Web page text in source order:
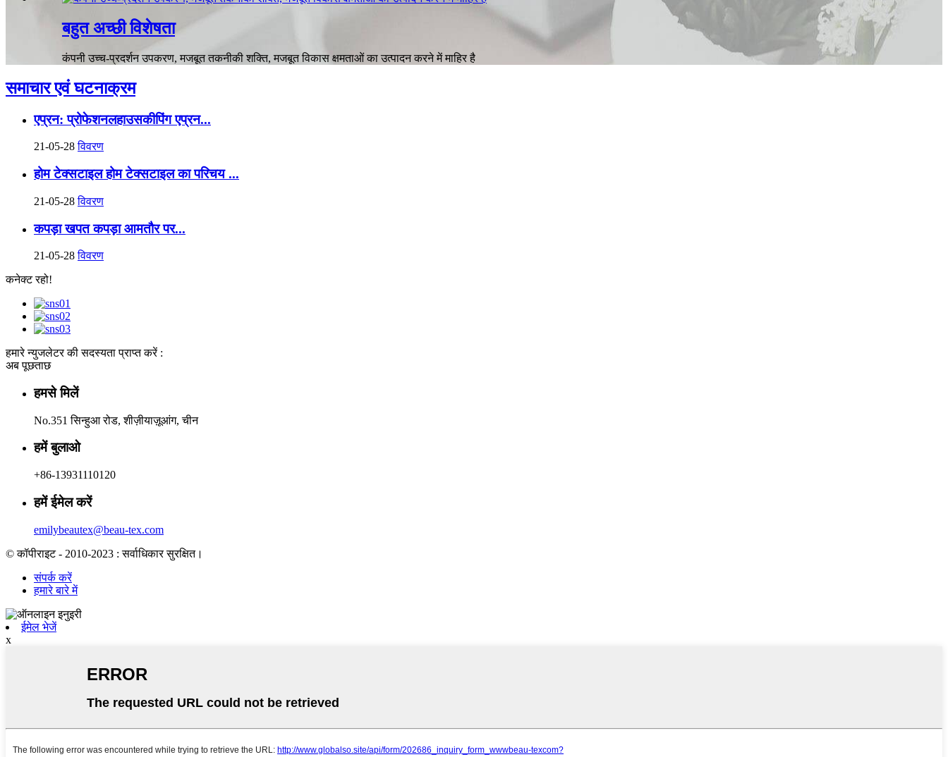
बहुत अच्छी विशेषता
कंपनी उच्च-प्रदर्शन उपकरण, मजबूत तकनीकी शक्ति, मजबूत विकास क्षमताओं का उत्पादन करने में माहिर है
समाचार एवं घटनाक्रम
एप्रन: प्रोफेशनलहाउसकीपिंग एप्रन...
21-05-28 विवरण
होम टेक्सटाइल होम टेक्सटाइल का परिचय ...
21-05-28 विवरण
कपड़ा खपत कपड़ा आमतौर पर...
21-05-28 विवरण
कनेक्ट रहो!
हमारे न्युजलेटर की सदस्यता प्राप्त करें :
अब पूछताछ
हमसे मिलें
No.351 सिन्हुआ रोड, शीज़ीयाज़ूआंग, चीन
हमें बुलाओ
+86-13931110120
हमें ईमेल करें
emilybeautex@beau-tex.com
© कॉपीराइट - 2010-2023 : सर्वाधिकार सुरक्षित।
संपर्क करें
हमारे बारे में
ईमेल भेजें
x